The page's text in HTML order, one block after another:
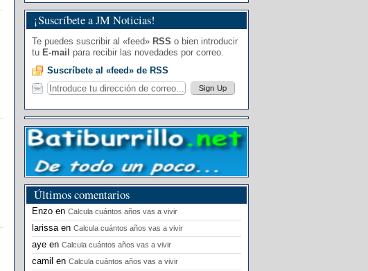
¡Suscríbete a JM Noticias!
Te puedes suscribir al «feed» RSS o bien introducir
tu E-mail para recibir las novedades por correo.
Suscríbete al «feed» de RSS
Últimos comentarios
Enzo en Calcula cuántos años vas a vivir
larissaen Calcula cuántos años vas a vivir
aye en Calcula cuántos años vas a vivir
camil en Calcula cuántos años vas a vivir